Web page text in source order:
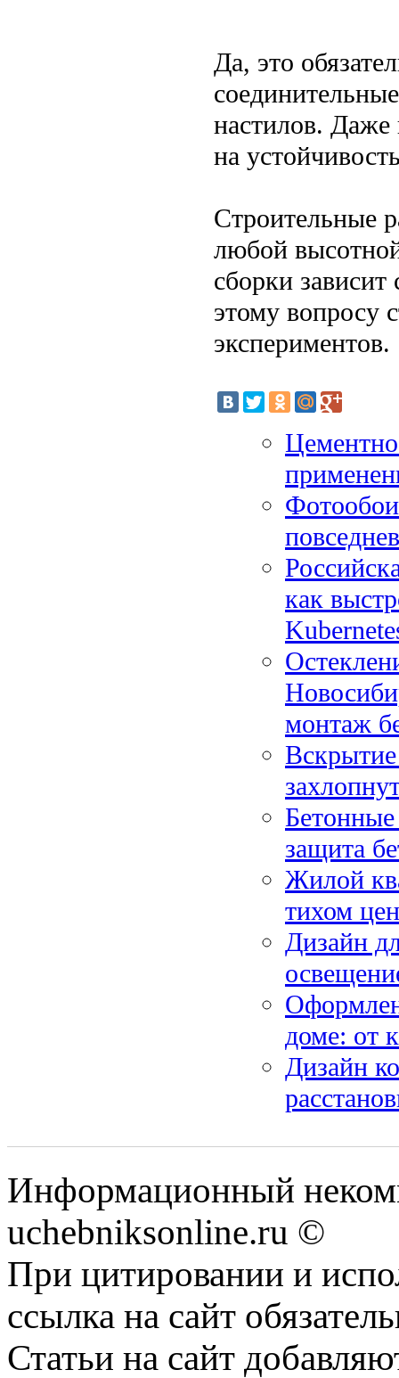
Да, это
настилов. Даже
на
Строительные
любой
сборки
этому вопросу
экспериментов.
как
монтаж
защита
Жилой
тихом
Дизайн
доме: от
Дизайн
Информационный
uchebniksonline.ru ©
При цитировании и
ссылка на сайт
Статьи на сайт